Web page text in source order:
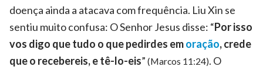
doença ainda a atacava com frequência. Liu Xin se
sentiu muito confusa: O Senhor Jesus disse: “Por isso
vos digo que tudo o que pedirdes emoração, crede
que o recebereis, e tê-lo-eis” (Marcos 11:24). O